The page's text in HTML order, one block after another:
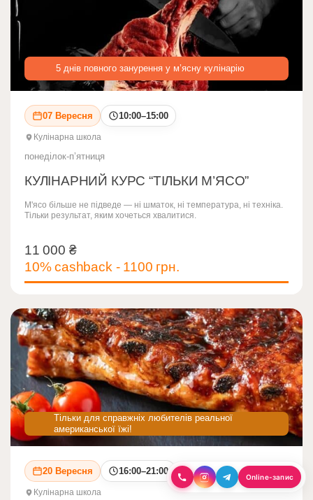
5 днів повного занурення у м’ясну кулінарію
07 Вересня 10:00–15:00
Кулінарна школа
понеділок-пʼятниця
КУЛІНАРНИЙ КУРС “ТІЛЬКИ М’ЯСО”
М'ясо більше не підведе — ні шматок, ні температура, ні техніка.
Тільки результат, яким хочеться хвалитися.
11 000 ₴
10% cashback - 1100 грн.
11 000 ₴
Тільки для справжніх любителів реальної
американської їжі!
20 Вересня 16:00–21:00
Кулінарна школа
Online-запис